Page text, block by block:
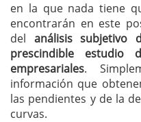
en la que nada tiene
encontrarán en este
del análisis subjetivo
prescindible estudio
empresariales.
información que
las pendientes y de la
curvas.